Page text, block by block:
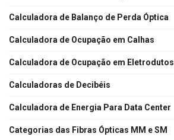
Calculadora de Balanço de Perda Óptica
Calculadora de Ocupação em Calhas
Calculadora de Ocupação em Eletrodutos
Calculadoras de Decibéis
Calculadora de Energia Para Data Center
Categorias das Fibras Ópticas MM e SM